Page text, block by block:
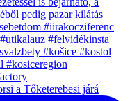
a Tőketerebesi járá